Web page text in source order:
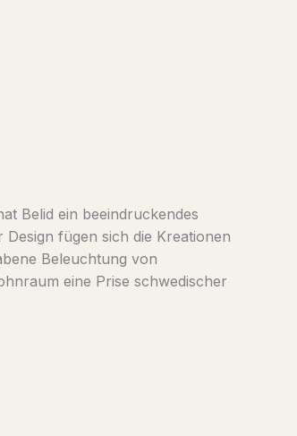
Belid ein beeindruckendes
fügen sich die Kreationen
Beleuchtung von
eine Prise schwedischer